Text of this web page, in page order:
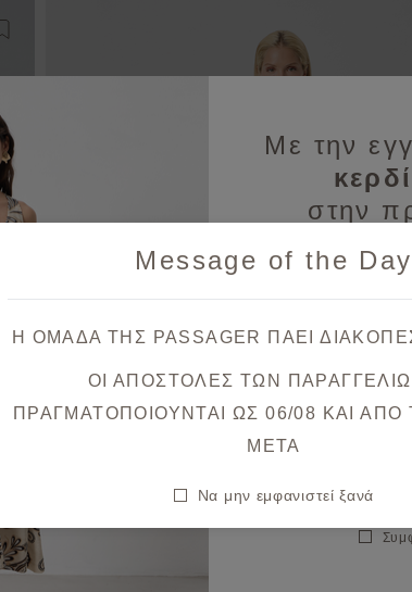
Προσθήκη στη λίστα αγαπημένων
Με την
στην
Λάβετε πρώτοι
Θα λάβετε το
Message of the Day
Η ΟΜΑΔΑ ΤΗΣ PASSAGER ΠΑΕΙ
ΟΙ ΑΠΟΣΤΟΛΕΣ ΤΩΝ
ΠΡΑΓΜΑΤΟΠΟΙΟΥΝΤΑΙ ΩΣ 06/08 ΚΑΙ ΑΠΟ
META
Να μην εμφανιστεί ξανά